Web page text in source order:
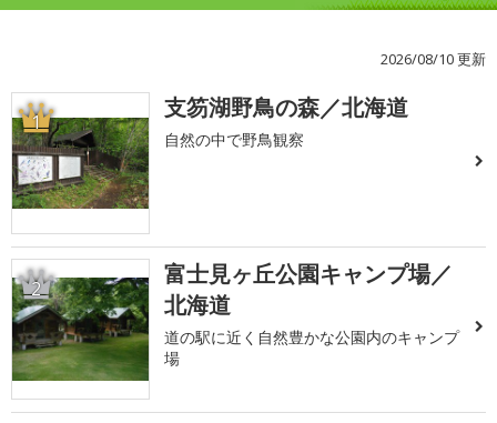
2026/08/10 更新
1 支笏湖野鳥の森／北海道
自然の中で野鳥観察
2
富士見ヶ丘公園キャンプ場／
北海道
道の駅に近く自然豊かな公園内のキャンプ
場